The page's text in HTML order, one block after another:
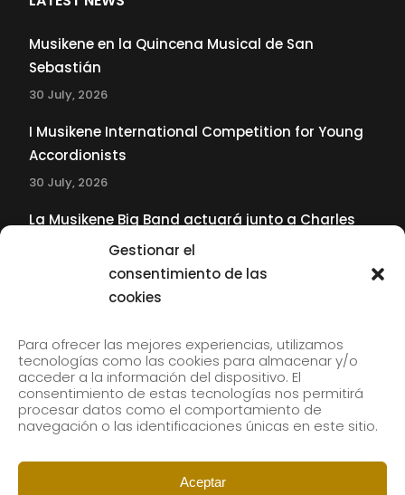
Gestionar el
consentimiento de las
cookies
Para ofrecer las mejores experiencias, utilizamos
tecnologías como las cookies para almacenar y/o
acceder a la información del dispositivo. El
consentimiento de estas tecnologías nos permitirá
procesar datos como el comportamiento de
navegación o las identificaciones únicas en este sitio.
Aceptar
Musikene en la Quincena Musical de San
Sebastián
30 July, 2026
I Musikene International Competition for Young
Accordionists
30 July, 2026
La Musikene Big Band actuará junto a Charles
Tolliver en el 61 Jazzaldia
Subscribe to our newsletter to receive our news by
email.